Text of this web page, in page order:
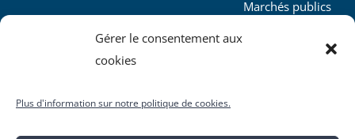
Gérer le consentement aux
cookies
Plus d'information sur notre politique de cookies.
Marchés publics
L’agglo recrute